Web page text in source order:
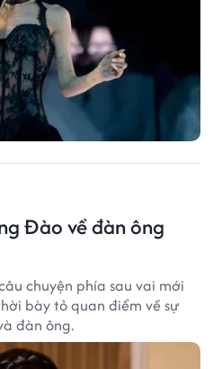
Đào về đàn ông
chuyện phía sau vai mới
bày tỏ quan điểm về sự
đàn ông.